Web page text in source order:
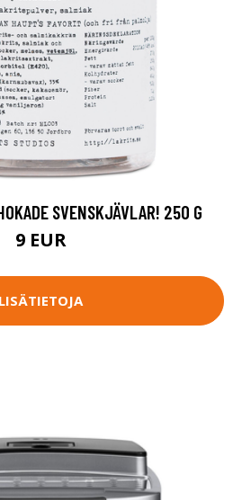
SVENSKJÄVLAR! 250 G
9 EUR
LISÄTIETOJA